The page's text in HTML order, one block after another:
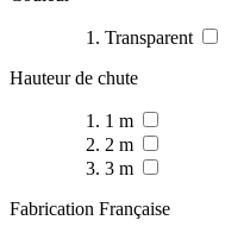
Transparent
Hauteur de chute
1 m
2 m
3 m
Fabrication Française